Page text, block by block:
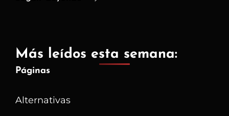
Altruismo
Más leídos esta semana:
Páginas
Alternativas